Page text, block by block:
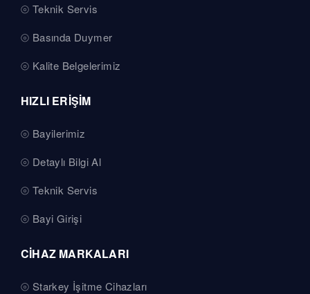
Teknik Servis
Basında Duymer
Kalite Belgelerimiz
HIZLI ERİŞİM
Bayilerimiz
Detaylı Bilgi Al
Teknik Servis
Bayi Girişi
CİHAZ MARKALARI
Starkey İşitme Cihazları